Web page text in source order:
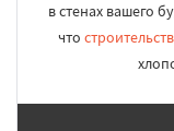
в стенах вашего
что